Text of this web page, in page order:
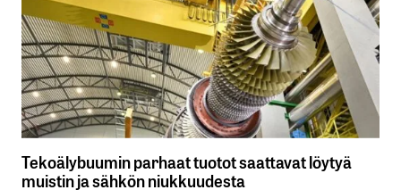
Tekoälybuumin parhaat tuotot saattavat löytyä
muistin ja sähkön niukkuudesta